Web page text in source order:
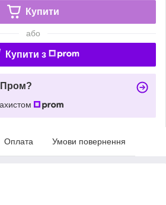
Купити
або
Купити з
Пром?
Оплата Умови повернення